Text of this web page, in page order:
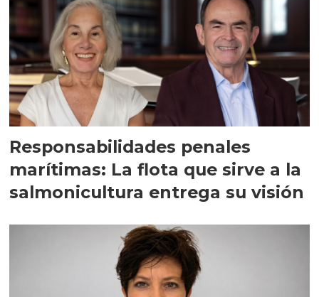
Responsabilidades penales
marítimas: La flota que sirve a la
salmonicultura entrega su visión